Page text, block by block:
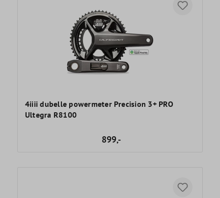
4iiii dubelle powermeter Precision 3+ PRO
Ultegra R8100
899,-